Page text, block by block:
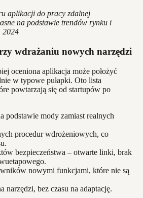
aplikacji do pracy zdalnej
na podstawie trendów rynku i
2024
wdrażaniu nowych narzędzi
oceniona aplikacja może położyć
w typowe pułapki. Oto lista
powtarzają się od startupów po
podstawie mody zamiast realnych
procedur wdrożeniowych, co
bezpieczeństwa – otwarte linki, brak
nowymi funkcjami, które nie są
narzędzi, bez czasu na adaptację.